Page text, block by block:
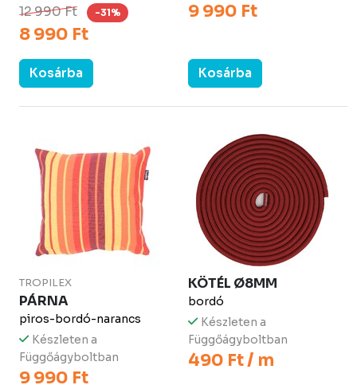
12 990 Ft -31%
8 990 Ft
Kosárba
9 990 Ft
Kosárba
TROPILEX
PÁRNA
piros-bordó-narancs
Készleten a
Függőágyboltban
9 990 Ft
KÖTÉL Ø8MM
bordó
Készleten a
Függőágyboltban
490 Ft / m